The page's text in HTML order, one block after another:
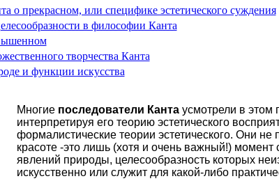
о прекрасном, или специфике эстетического суждения
в философии Канта
творчества Канта
и функции искусства
Многие последователи Кантаусмотрели в этом
интерпретируя его теорию эстетического
формалистические теории эстетического. Они
красоте -это лишь (хотя и очень важный!) момент
явлений природы, целесообразность которых
искусственно или служит для какой-либо